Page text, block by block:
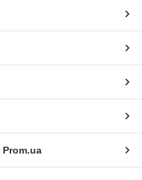
Prom.ua